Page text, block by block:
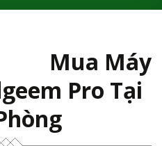
Mua Máy
Pro Tại